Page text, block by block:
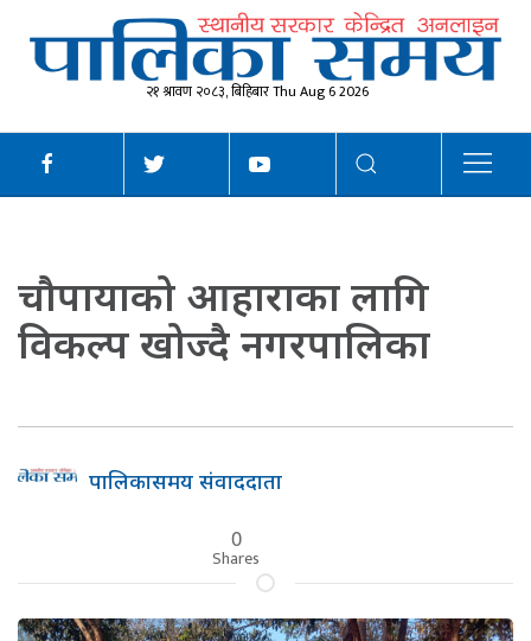
२१ श्रावण २०८३, बिहिबार Thu Aug 6 2026
चौपायाको आहाराका लागि
विकल्प खोज्दै नगरपालिका
पालिकासमय संवाददाता
0
Shares